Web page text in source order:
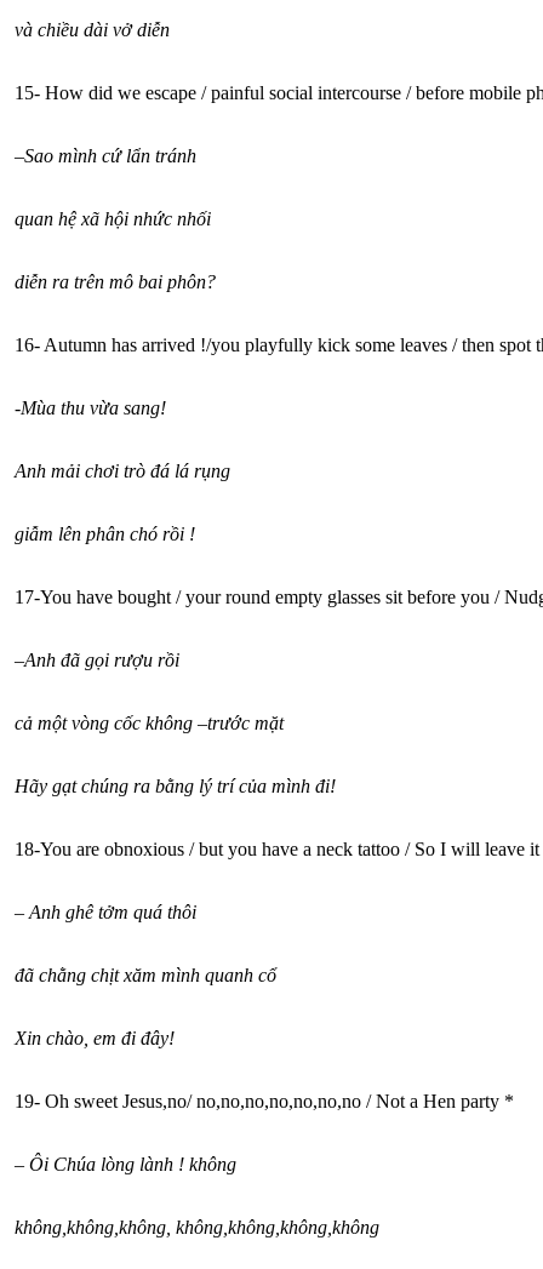
và chiều dài vở diễn
15- How did we escape / painful social intercourse / before mobile
–Sao mình cứ lẩn tránh
quan hệ xã hội nhức nhối
diễn ra trên mô bai phôn?
16- Autumn has arrived !/you playfully kick some leaves / then spot
-Mùa thu vừa sang!
Anh mải chơi trò đá lá rụng
giẫm lên phân chó rồi !
17-You have bought / your round empty glasses sit before you /
–Anh đã gọi rượu rồi
cả một vòng cốc không –trước mặt
Hãy gạt chúng ra bằng lý trí của mình đi!
18-You are obnoxious / but you have a neck tattoo / So I will leave it
– Anh ghê tởm quá thôi
đã chằng chịt xăm mình quanh cổ
Xin chào, em đi đây!
19- Oh sweet Jesus,no/ no,no,no,no,no,no,no / Not a Hen party *
– Ôi Chúa lòng lành ! không
không,không,không, không,không,không,không